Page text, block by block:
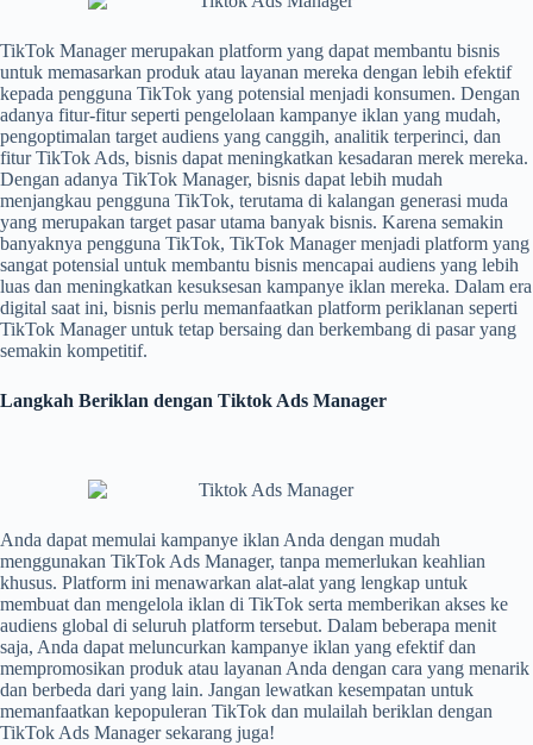
TikTok Manager merupakan platform yang dapat membantu bisnis
untuk memasarkan produk atau layanan mereka dengan lebih efektif
kepada pengguna TikTok yang potensial menjadi konsumen. Dengan
adanya fitur-fitur seperti pengelolaan kampanye iklan yang mudah,
pengoptimalan target audiens yang canggih, analitik terperinci, dan
fitur TikTok Ads, bisnis dapat meningkatkan kesadaran merek mereka.
Dengan adanya TikTok Manager, bisnis dapat lebih mudah
menjangkau pengguna TikTok, terutama di kalangan generasi muda
yang merupakan target pasar utama banyak bisnis. Karena semakin
banyaknya pengguna TikTok, TikTok Manager menjadi platform yang
sangat potensial untuk membantu bisnis mencapai audiens yang lebih
luas dan meningkatkan kesuksesan kampanye iklan mereka. Dalam era
digital saat ini, bisnis perlu memanfaatkan platform periklanan seperti
TikTok Manager untuk tetap bersaing dan berkembang di pasar yang
semakin kompetitif.
Langkah Beriklan dengan Tiktok Ads Manager
Anda dapat memulai kampanye iklan Anda dengan mudah
menggunakan TikTok Ads Manager, tanpa memerlukan keahlian
khusus. Platform ini menawarkan alat-alat yang lengkap untuk
membuat dan mengelola iklan di TikTok serta memberikan akses ke
audiens global di seluruh platform tersebut. Dalam beberapa menit
saja, Anda dapat meluncurkan kampanye iklan yang efektif dan
mempromosikan produk atau layanan Anda dengan cara yang menarik
dan berbeda dari yang lain. Jangan lewatkan kesempatan untuk
memanfaatkan kepopuleran TikTok dan mulailah beriklan dengan
TikTok Ads Manager sekarang juga!